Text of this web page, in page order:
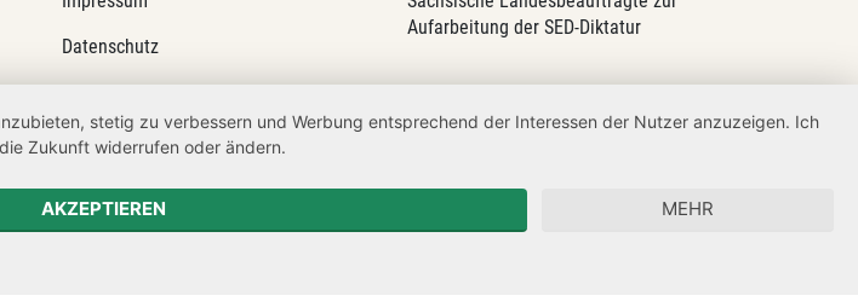
Datenschutz
Transparenzanspruch
Hinweisgeberschutz
Barrierefreiheit
Aufarbeitung der SED-Diktatur
stetig zu verbessern und Werbung entsprechend der Interessen der Nutzer anzuzeigen. Ich
Zukunft widerrufen oder ändern.
AKZEPTIEREN MEHR